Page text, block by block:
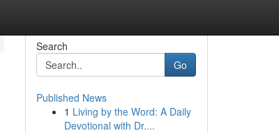
Search
Go
Published News
1 Living by the Word: A Daily
Devotional with Dr....